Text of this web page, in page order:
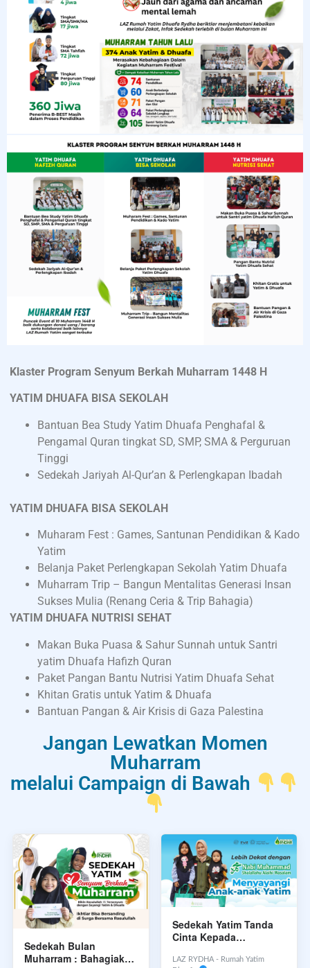
Klaster Program Senyum Berkah Muharram 1448 H
YATIM DHUAFA BISA SEKOLAH
Bantuan Bea Study Yatim Dhuafa Penghafal &
Pengamal Quran tingkat SD, SMP, SMA & Perguruan
Tinggi
Sedekah Jariyah Al-Qur’an & Perlengkapan Ibadah
YATIM DHUAFA BISA SEKOLAH
Muharam Fest : Games, Santunan Pendidikan & Kado
Yatim
Belanja Paket Perlengkapan Sekolah Yatim Dhuafa
Muharram Trip – Bangun Mentalitas Generasi Insan
Sukses Mulia (Renang Ceria & Trip Bahagia)
YATIM DHUAFA NUTRISI SEHAT
Makan Buka Puasa & Sahur Sunnah untuk Santri
yatim Dhuafa Hafizh Quran
Paket Pangan Bantu Nutrisi Yatim Dhuafa Sehat
Khitan Gratis untuk Yatim & Dhuafa
Bantuan Pangan & Air Krisis di Gaza Palestina
Jangan Lewatkan Momen
Muharram
melalui Campaign di Bawah
Sedekah Bulan
Muharram : Bahagiakan
Sedekah Yatim Tanda
Cinta Kepada
Alaihi Wassalam
LAZ RYDHA - Rumah Yatim